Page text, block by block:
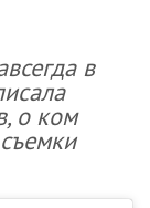
в
о ком